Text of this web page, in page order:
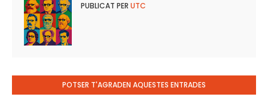
PUBLICAT PER UTC
POTSER T'AGRADEN AQUESTES ENTRADES